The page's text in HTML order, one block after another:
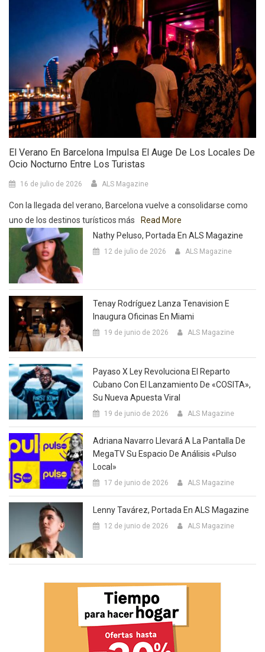
El Verano En Barcelona Impulsa El Auge De Los Locales De
Ocio Nocturno Entre Los Turistas
16 de julio de 2026 ALS Magazine
Con la llegada del verano, Barcelona vuelve a consolidarse como
uno de los destinos turísticos más
Read More
Nathy Peluso, Portada En ALS Magazine
12 de julio de 2026 ALS Magazine
Tenay Rodríguez Lanza Tenavision E
Inaugura Oficinas En Miami
19 de junio de 2026 ALS Magazine
Payaso X Ley Revoluciona El Reparto
Cubano Con El Lanzamiento De «COSITA»,
Su Nueva Apuesta Viral
19 de junio de 2026 ALS Magazine
Adriana Navarro Llevará A La Pantalla De
MegaTV Su Espacio De Análisis «Pulso
Local»
17 de junio de 2026 ALS Magazine
Lenny Tavárez, Portada En ALS Magazine
12 de junio de 2026 ALS Magazine